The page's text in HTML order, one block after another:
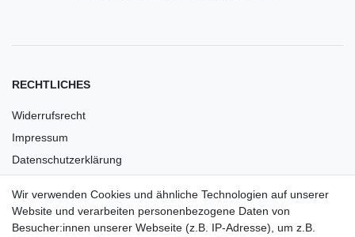
RECHTLICHES
Widerrufsrecht
Impressum
Datenschutzerklärung
Versandkosten
Barrierefreiheit
Wir verwenden Cookies und ähnliche Technologien auf unserer
Website und verarbeiten personenbezogene Daten von
Besucher:innen unserer Webseite (z.B. IP-Adresse), um z.B.